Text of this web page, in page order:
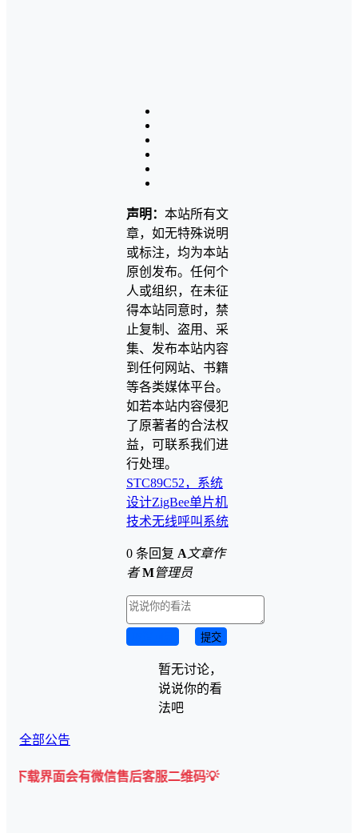
声明： 本站所有文
章，如无特殊说明
或标注，均为本站
原创发布。任何个
人或组织，在未征
得本站同意时，禁
止复制、盗用、采
集、发布本站内容
到任何网站、书籍
等各类媒体平台。
如若本站内容侵犯
了原著者的合法权
益，可联系我们进
行处理。
STC89C52，系统
设计ZigBee单片机
技术无线呼叫系统
0 条回复 A 文章作
者 M管理员
提交
暂无讨论，
说说你的看
法吧
全部公告
有微信售后客服二维码💡